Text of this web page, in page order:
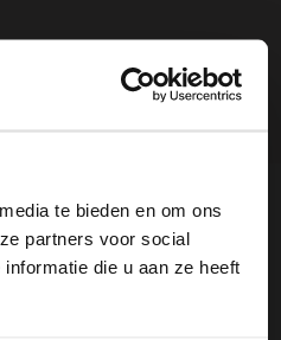
te bieden en om ons
partners voor social
die u aan ze heeft